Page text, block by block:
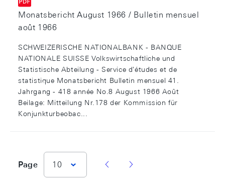
Monatsbericht August 1966 / Bulletin mensuel
août 1966
SCHWEIZERISCHE NATIONALBANK - BANQUE
NATIONALE SUISSE Volkswirtschaftliche und
Statistische Abteilung - Service d'études et de
statistique Monatsbericht Bulletin mensuel 41.
Jahrgang - 418 année No.8 August 1966 Août
Beilage: Mitteilung Nr.178 der Kommission für
Konjunkturbeobac...
Page 10 vorherige Seite
nächste Seite